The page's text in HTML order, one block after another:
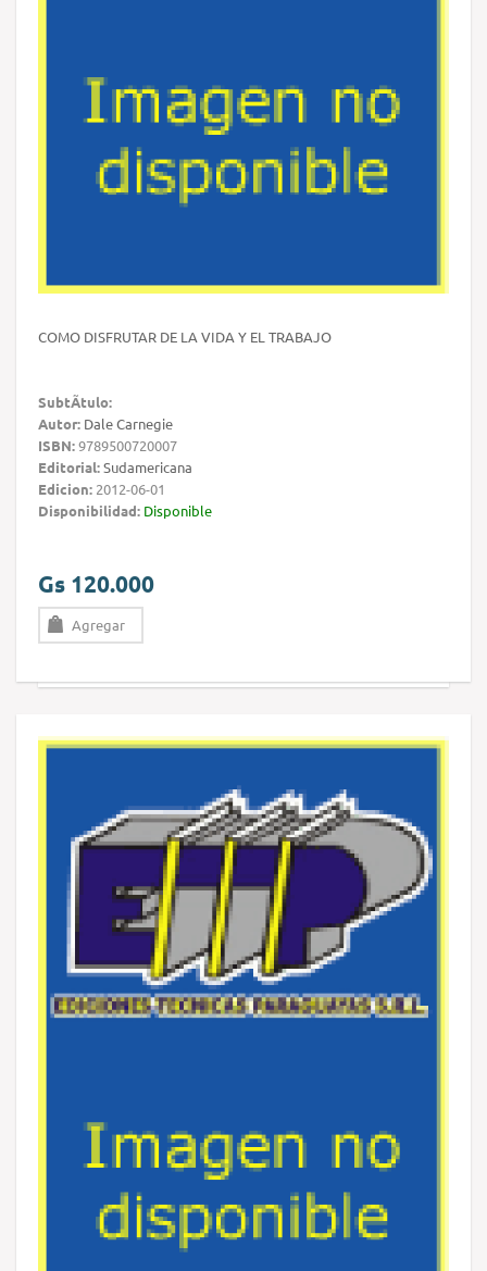
COMO DISFRUTAR DE LA VIDA Y EL TRABAJO
SubtÃ­tulo:
Autor: Dale Carnegie
ISBN:9789500720007
Editorial:Sudamericana
Edicion: 2012-06-01
Disponibilidad: Disponible
Gs 120.000
Agregar